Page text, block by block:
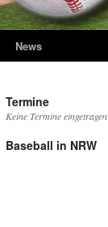
News
Termine
Keine Termine eingetragen
Baseball in NRW